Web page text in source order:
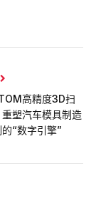
高精度3D扫
塑汽车模具制造
“数字引擎”